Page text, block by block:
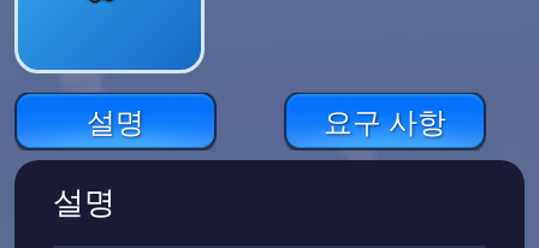
설명 요구 사항
설명